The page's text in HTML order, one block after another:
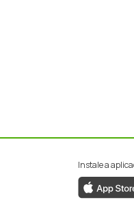
Instale a